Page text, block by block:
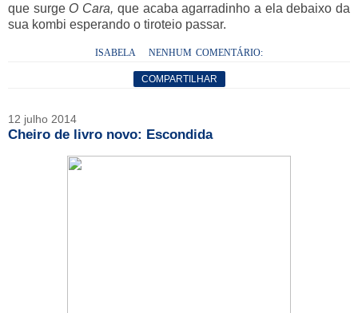
que surge O Cara, que acaba agarradinho a ela debaixo da
sua kombi esperando o tiroteio passar.
ISABELA NENHUM COMENTÁRIO:
COMPARTILHAR
12 julho 2014
Cheiro de livro novo: Escondida